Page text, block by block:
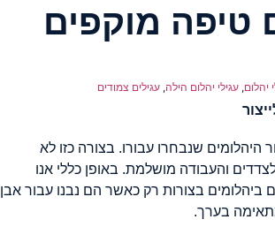
טיפה מוקפים
יהלום, עגילי יהלום הילה, עגילים צמודים
היהלומים שנבחרו עבורו. בצורה כזו לא
והעבודה מושלמת. באופן כללי אנו
ביהלומים בצורות רק כאשר הם נבנו עבור אבן
בערך.